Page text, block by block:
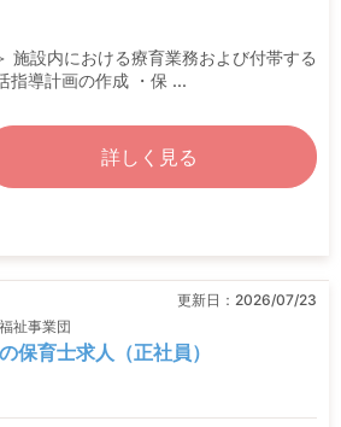
施設内における療育業務および付帯する
指導計画の作成 ・保 ...
詳しく見る
更新日： 2026/07/23
祉事業団
保育士求人（正社員）